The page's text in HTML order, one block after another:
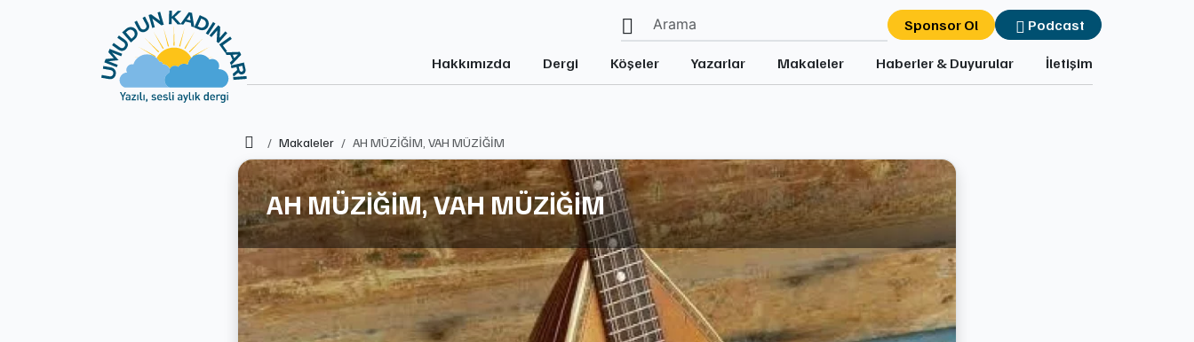
Sponsor Ol Podcast
Hakkımızda Dergi Köşeler Yazarlar Makaleler Haberler & Duyurular İletişim
Ana SayfaMakaleler AH MÜZİĞİM, VAH MÜZİĞİM
AH MÜZİĞİM, VAH MÜZİĞİM